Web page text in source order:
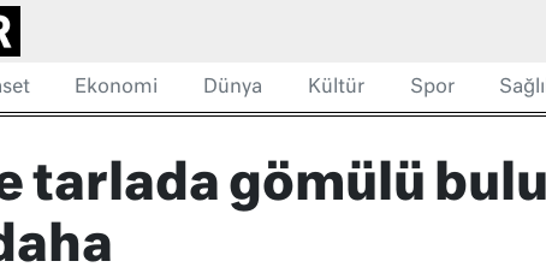
Ekonomi Dünya Kültür Spor
tarlada gömülü